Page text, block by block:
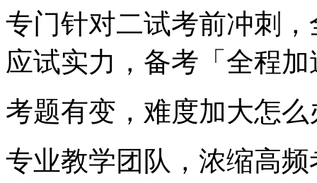
专门针对二试考前冲刺
应试实力，备考「全程加
考题有变，难度加大怎么
专业教学团队，浓缩高